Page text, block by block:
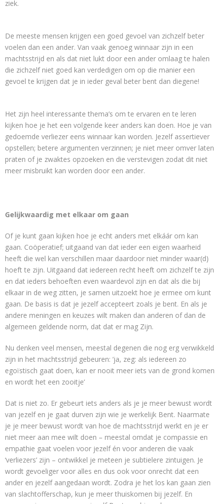
ziek.
De meeste mensen krijgen een goed gevoel van zichzelf beter
voelen dan een ander. Van vaak genoeg winnaar zijn in een
machtsstrijd en als dat niet lukt door een ander omlaag te halen
die zichzelf niet goed kan verdedigen om op die manier een
gevoel te krijgen dat je in ieder geval beter bent dan diegene!
Het zijn heel interessante thema’s om te ervaren en te leren
kijken hoe je het een volgende keer anders kan doen. Hoe je van
gedoemde verliezer eens winnaar kan worden. Jezelf assertiever
opstellen; betere argumenten verzinnen; je niet meer omver laten
praten of je zwaktes opzoeken en die verstevigen zodat dit niet
meer misbruikt kan worden door een ander.
Gelijkwaardig met elkaar om gaan
Of je kunt gaan kijken hoe je echt anders met elkáár om kan
gaan. Coöperatief; uitgaand van dat ieder een eigen waarheid
heeft die wel kan verschillen maar daardoor niet minder waar(d)
hoeft te zijn. Uitgaand dat iedereen recht heeft om zichzelf te zijn
en dat ieders behoeften even waardevol zijn en dat als die bij
elkaar in de weg zitten, je samen uitzoekt hoe je ermee om kunt
gaan. De basis is dat je jezelf accepteert zoals je bent. En als je
andere meningen en keuzes wilt maken dan anderen of dan de
algemeen geldende norm, dat dat er mag Zijn.
Nu denken veel mensen, meestal degenen die nog erg verwikkeld
zijn in het machtsstrijd gebeuren: ‘ja, zeg: als iedereen zo
egoïstisch gaat doen, kan er nooit meer iets van de grond komen
en wordt het een zooitje’
Dat is niet zo. Er gebeurt iets anders als je je meer bewust wordt
van jezelf en je gaat durven zijn wie je werkelijk Bent. Naarmate
je je meer bewust wordt van hoe de machtsstrijd werkt en je er
niet meer aan mee wilt doen – meestal omdat je compassie en
empathie gaat voelen voor jezelf én voor anderen die vaak
‘verliezers’ zijn – ontwikkel je meteen je subtielere zintuigen. Je
wordt gevoeliger voor alles en dus ook voor onrecht dat een
ander en jezelf aangedaan wordt. Zodra je het los kan gaan zien
van slachtofferschap, kun je meer thuiskomen bij jezelf. En